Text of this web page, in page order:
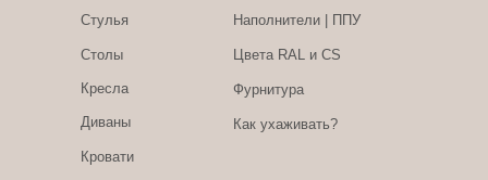
Наполнители | ППУ
Цвета RAL и CS
Фурнитура
Как ухаживать?
Стулья
Кресла
Столы
Диваны
Кровати